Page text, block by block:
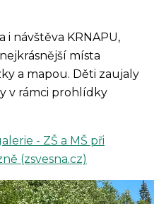
návštěva KRNAPU,
místa
a mapou. Děti zaujaly
v rámci prohlídky
- ZŠ a MŠ při
(zsvesna.cz)